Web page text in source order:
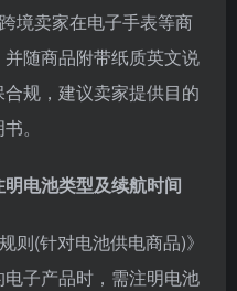
境卖家在电子手表等商
随商品附带纸质英文说
规，建议卖家提供目的
。
电池类型及续航时间
则(针对电池供电商品)》
子产品时，需注明电池